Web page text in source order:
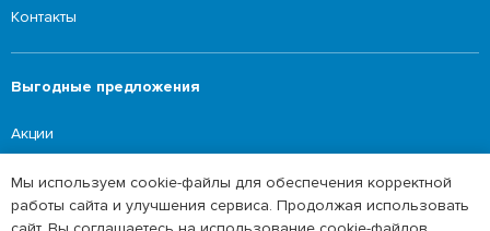
Контакты
Выгодные предложения
Акции
©2026 Fitness Formula
Мы используем cookie-файлы для обеспечения корректной
работы сайта и улучшения сервиса. Продолжая использовать